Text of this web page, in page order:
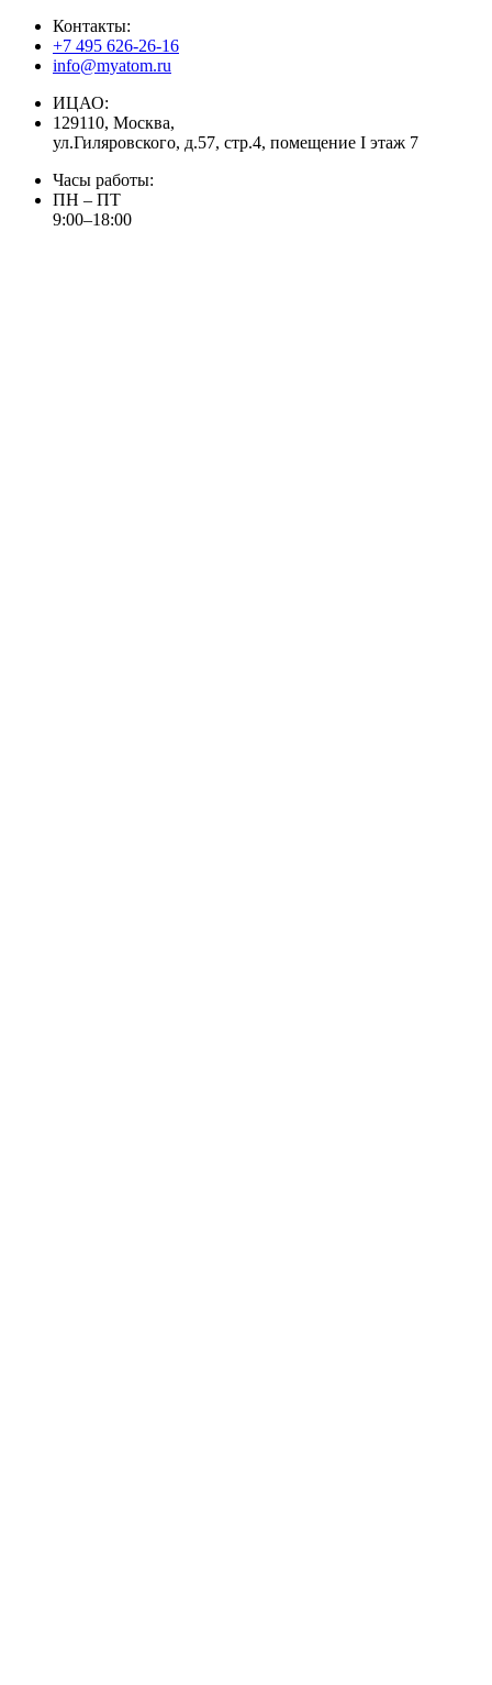
Контакты:
+7 495 626-26-16
info@myatom.ru
ИЦАО:
129110, Москва,
ул.Гиляровского, д.57, стр.4, помещение I этаж 7
Часы работы:
ПН – ПТ
9:00–18:00